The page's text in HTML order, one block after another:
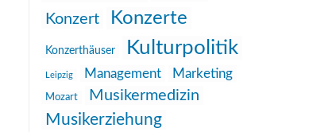
Konzert Konzerte
Konzerthäuser Kulturpolitik
Leipzig Management Marketing
Mozart Musikermedizin
Musikerziehung